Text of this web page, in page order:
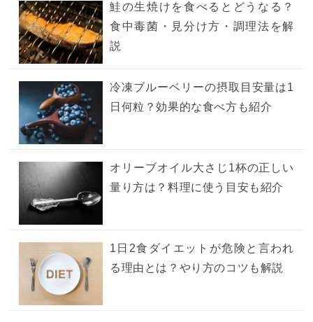
鮭の生焼けを食べるとどうなる？
食中毒菌・見分け方・調理法を解
説
冷凍ブルーベリーの摂取目安量は1
日何粒？効果的な食べ方も紹介
オリーブオイル大さじ1杯の正しい
量り方は？料理に使う目安も紹介
1日2食ダイエットが危険と言われ
る理由とは？やり方のコツも解説